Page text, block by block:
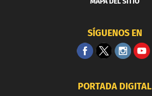
SÍGUENOS EN
PORTADA DIGITAL